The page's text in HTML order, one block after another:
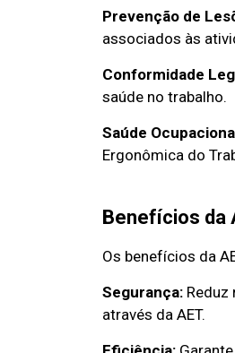
Prevenção de
associados às
Conformidade
saúde no trabalho.
Saúde
Ergonômica do
Benefícios da
Os benefícios da
Segurança:
através da AET.